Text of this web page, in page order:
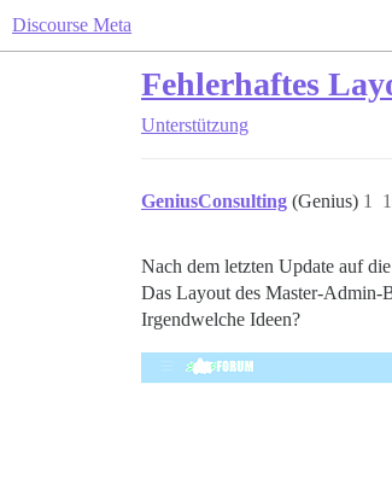
Discourse Meta
Fehlerhaftes
Unterstützung
GeniusConsulting (Genius) 1
Nach dem letzten Update auf
Das Layout des Master-Admin-
Irgendwelche Ideen?